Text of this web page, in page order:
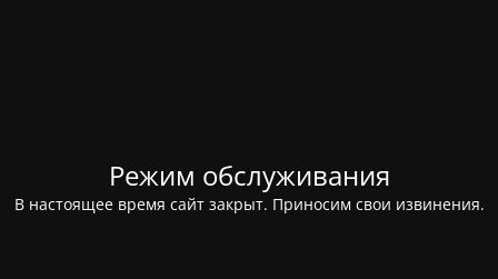
Режим обслуживания
В настоящее время сайт закрыт. Приносим свои извинения.